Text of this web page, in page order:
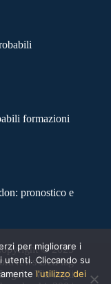
formazioni
pronostico e
© 2025
BetFlag
Via degli
per migliorare i
utenti. Cliccando su
l'utilizzo dei